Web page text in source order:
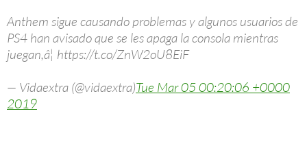
Anthem sigue causando problemas y algunos usuarios de
PS4 han avisado que se les apaga la consola mientras
juegan,â¦ https://t.co/ZnW2oU8EiF
— Vidaextra (@vidaextra)Tue Mar 05 00:20:06 +0000
2019